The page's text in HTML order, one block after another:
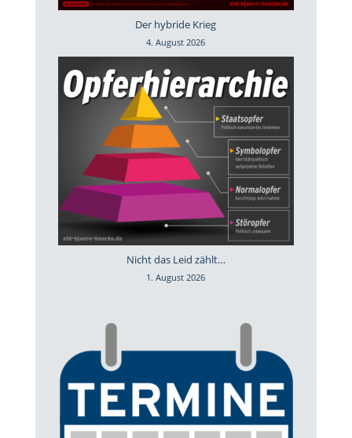
Der hybride Krieg
4. August 2026
Nicht das Leid zählt…
1. August 2026